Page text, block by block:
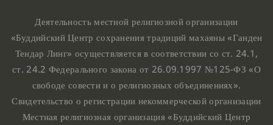
Деятельность местной религиозной организации
«Буддийский Центр сохранения традиций махаяны «Ганден
Тендар Линг» осуществляется в соответствии со ст. 24.1,
ст. 24.2 Федерального закона от 26.09.1997 №125-ФЗ «О
свободе совести и о религиозных объединениях».
Свидетельство о регистрации некоммерческой организации
Местная религиозная организация «Буддийский Центр